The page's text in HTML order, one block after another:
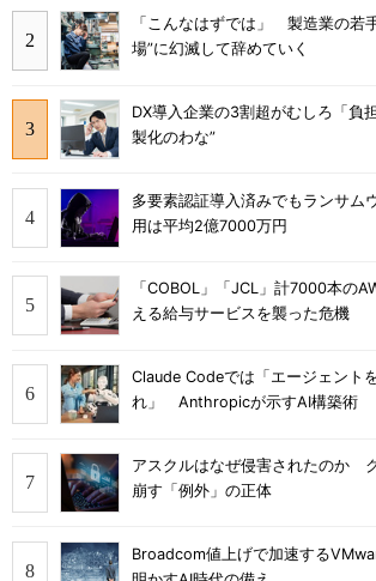
「こんなはずでは」 製造業の若
場”に幻滅して辞めていく
DX導入企業の3割超がむしろ「負
製化のわな”
多要素認証導入済みでもランサ
用は平均2億7000万円
「COBOL」「JCL」計7000本の
える給与サービスを襲った危機
Claude Codeでは「エージェント
れ」 Anthropicが示すAI構築術
アスクルはなぜ侵害されたのか
崩す「例外」の正体
Broadcom値上げで加速する